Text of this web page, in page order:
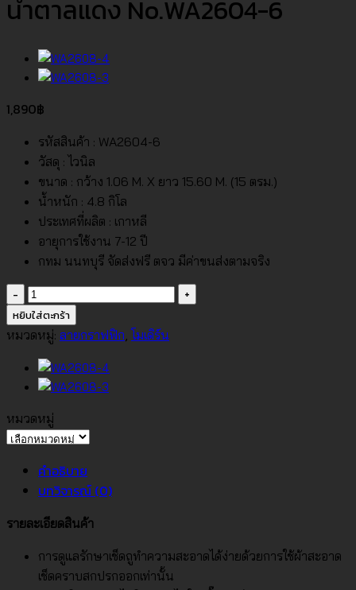
น้ำตาลแดง No.WA2604-6
1,890฿
รหัสสินค้า : WA2604-6
วัสดุ : ไวนิล
ขนาด : กว้าง 1.06 M. X ยาว 15.60 M. (15 ตรม.)
น้ำหนัก : 4.8 กิโล
ประเทศที่ผลิต : เกาหลี
อายุการใช้งาน 7-12 ปี
กทม นนทบุรี จัดส่งฟรี ตจว มีค่าขนส่งตามจริง
จำนวน
วอลเปเปอร์
โม
ลายตา
ข่าย
สี
น้ำตาล
No.WA2604-
6
หยิบใส่ตะกร้า
หมวดหมู่: ลายกราฟฟิก โมเดิร์น
หมวดหมู่
หมวด
คำอธิบาย
บทวิจารณ์ (0)
รายละเอียดสินค้า
การดูแลรักษาเช็ดถูทำความสะอาดได้ง่ายด้วยการใช้ผ้าสะอาด
เช็ดคราบสกปรกออกเท่านั้น